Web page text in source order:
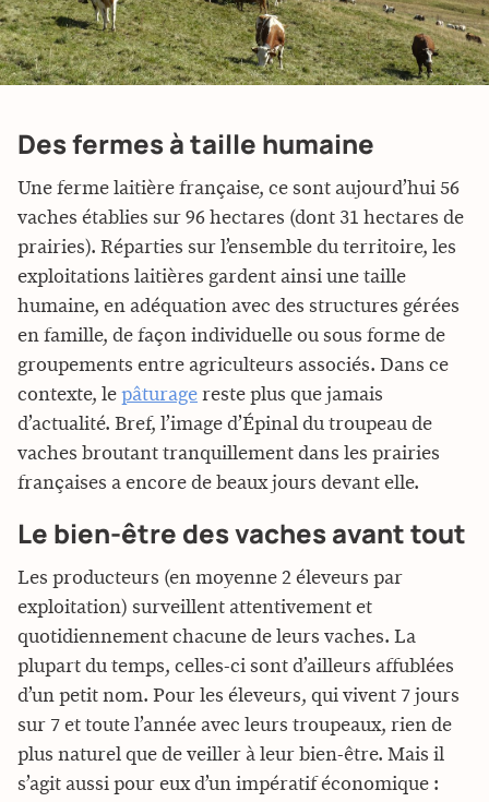
Des fermes à taille humaine
Une ferme laitière française, ce sont aujourd’hui 56
vaches établies sur 96 hectares (dont 31 hectares de
prairies). Réparties sur l’ensemble du territoire, les
exploitations laitières gardent ainsi une taille
humaine, en adéquation avec des structures gérées
en famille, de façon individuelle ou sous forme de
groupements entre agriculteurs associés. Dans ce
contexte, le pâturage reste plus que jamais
d’actualité. Bref, l’image d’Épinal du troupeau de
vaches broutant tranquillement dans les prairies
françaises a encore de beaux jours devant elle.
Le bien-être des vaches avant tout
Les producteurs (en moyenne 2 éleveurs par
exploitation) surveillent attentivement et
quotidiennement chacune de leurs vaches. La
plupart du temps, celles-ci sont d’ailleurs affublées
d’un petit nom. Pour les éleveurs, qui vivent 7 jours
sur 7 et toute l’année avec leurs troupeaux, rien de
plus naturel que de veiller à leur bien-être. Mais il
s’agit aussi pour eux d’un impératif économique :